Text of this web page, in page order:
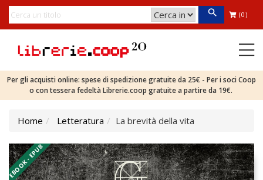
(0)
Per gli acquisti online: spese di spedizione gratuite da 25€ - Per i soci Coop
o con tessera fedeltà Librerie.coop gratuite a partire da 19€.
Home Letteratura La brevità della vita
EBOOK - EPUB